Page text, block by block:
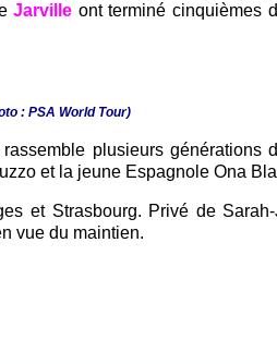
Jarville ont terminé cinquièmes
: PSA World Tour)
plusieurs générations
et la jeune Espagnole Ona
et Strasbourg. Privé de Sarah-
vue du maintien.